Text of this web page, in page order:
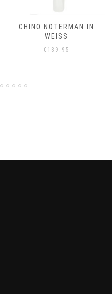
BARBOUR DAPHNE
GELDBÖRSE CLASSIC
TARTAN